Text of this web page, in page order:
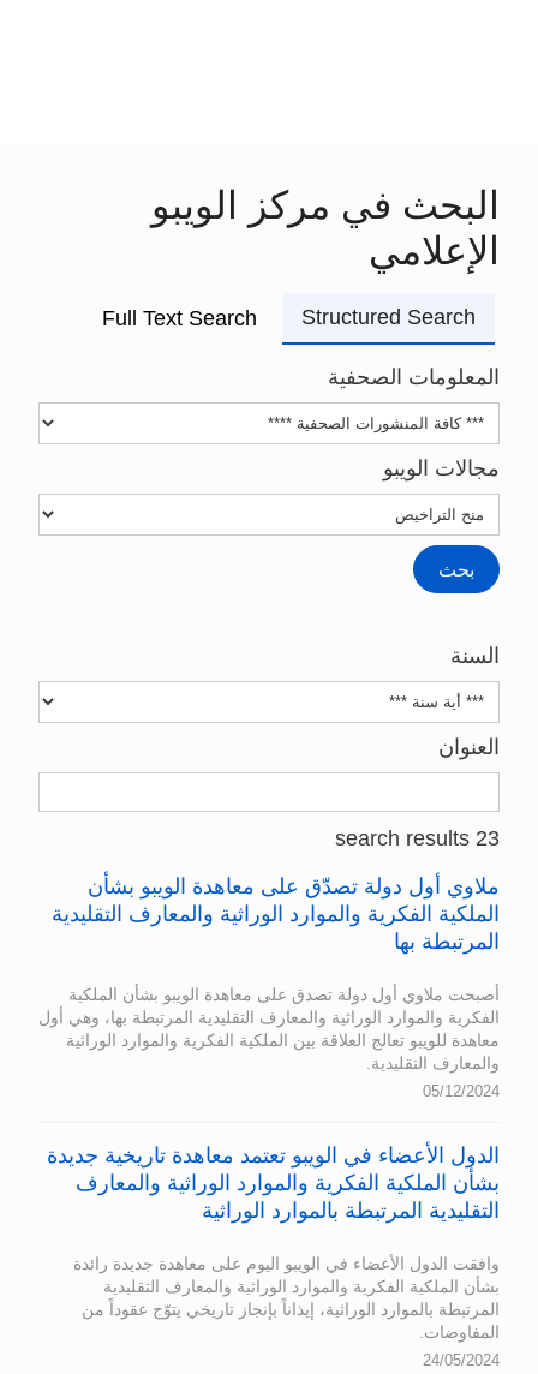
البحث في مركز الويبو
الإعلامي
Structured Search
Full Text Search
المعلومات الصحفية
مجالات الويبو
السنة
العنوان
23 search results
ملاوي أول دولة تصدّق على معاهدة الويبو بشأن
الملكية الفكرية والموارد الوراثية والمعارف التقليدية
المرتبطة بها
أصبحت ملاوي أول دولة تصدق على معاهدة الويبو بشأن الملكية
الفكرية والموارد الوراثية والمعارف التقليدية المرتبطة بها، وهي أول
معاهدة للويبو تعالج العلاقة بين الملكية الفكرية والموارد الوراثية
والمعارف التقليدية.
05/12/2024
الدول الأعضاء في الويبو تعتمد معاهدة تاريخية جديدة
بشأن الملكية الفكرية والموارد الوراثية والمعارف
التقليدية المرتبطة بالموارد الوراثية
وافقت الدول الأعضاء في الويبو اليوم على معاهدة جديدة رائدة
بشأن الملكية الفكرية والموارد الوراثية والمعارف التقليدية
المرتبطة بالموارد الوراثية، إيذاناً بإنجاز تاريخي يتوّج عقوداً من
المفاوضات.
24/05/2024